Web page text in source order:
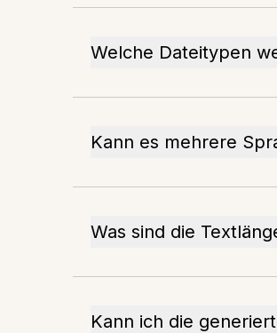
Welche Dateitypen
Kann es mehrere
Was sind die
Kann ich die